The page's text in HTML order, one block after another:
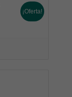
¡Oferta!